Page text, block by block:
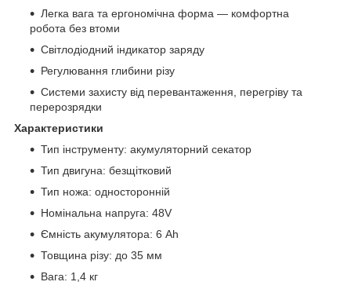
Легка вага та ергономічна форма — комфортна
робота без втоми
Світлодіодний індикатор заряду
Регулювання глибини різу
Системи захисту від перевантаження, перегріву та
перерозрядки
Характеристики
Тип інструменту: акумуляторний секатор
Тип двигуна: безщітковий
Тип ножа: односторонній
Номінальна напруга: 48V
Ємність акумулятора: 6 Ah
Товщина різу: до 35 мм
Вага: 1,4 кг